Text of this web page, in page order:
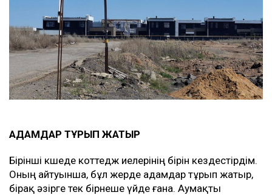
АДАМДАР ТҰРЫП ЖАТЫР
Бірінші көшеде коттедж иелерінің бірін кездестірдім.
Оның айтуынша, бұл жерде адамдар тұрып жатыр,
бірақ әзірге тек бірнеше үйде ғана. Аумақты